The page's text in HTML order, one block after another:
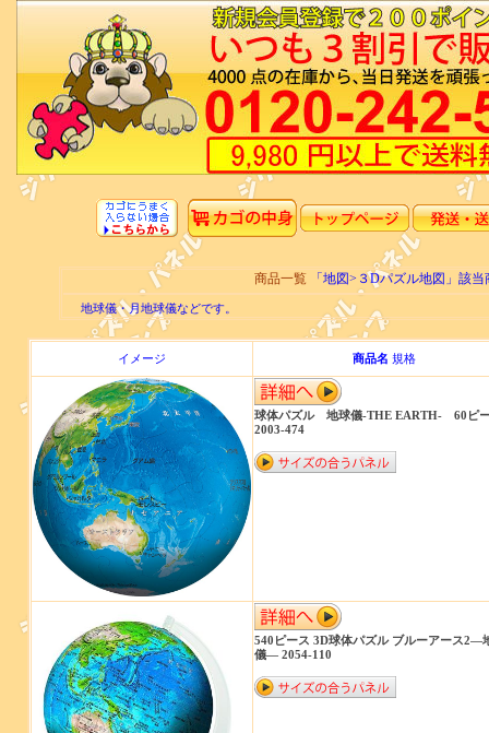
商品一覧 「地図>３Dパズル地図」該
地球儀・月地球儀などです。
イメージ 商品名 規格
球体パズル 地球儀-THE EARTH- 60
2003-474
540ピース 3D球体パズル ブルーアース2―
儀― 2054-110